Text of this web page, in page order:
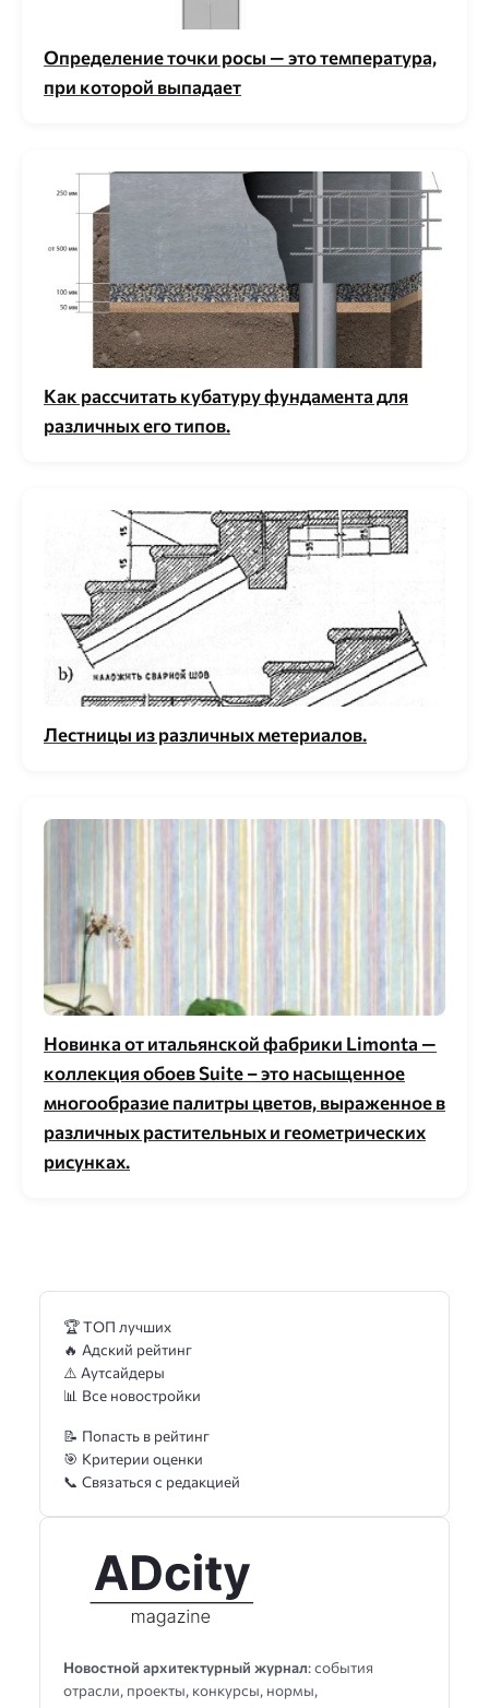
Определение точки росы — это температура,
при которой выпадает
Как рассчитать кубатуру фундамента для
различных его типов.
Лестницы из различных метериалов.
Новинка от итальянской фабрики Limonta —
коллекция обоев Suite – это насыщенное
многообразие палитры цветов, выраженное в
различных растительных и геометрических
рисунках.
Новостной архитектурный журнал: события
отрасли, проекты, конкурсы, нормы,
🏆 ТОП лучших
🔥 Адский рейтинг
⚠️ Аутсайдеры
📊 Все новостройки
📝 Попасть в рейтинг
🎯 Критерии оценки
📞 Связаться с редакцией